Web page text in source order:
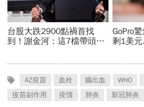
AZ疫苗 血栓 腦出血 WHO
疫苗副作用
疫情 肺炎 新冠肺炎